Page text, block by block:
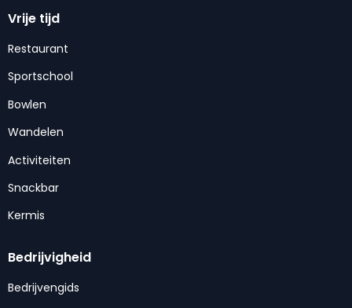
Vrije tijd
Restaurant
Sportschool
Bowlen
Wandelen
Activiteiten
Snackbar
Kermis
Bedrijvigheid
Bedrijvengids